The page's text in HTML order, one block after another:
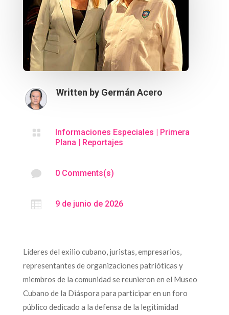
Written by Germán Acero
 Informaciones Especiales | Primera
Plana | Reportajes
 0 Comments(s)
 9 de junio de 2026
Líderes del exilio cubano, juristas, empresarios,
representantes de organizaciones patrióticas y
miembros de la comunidad se reunieron en el Museo
Cubano de la Diáspora para participar en un foro
público dedicado a la defensa de la legitimidad